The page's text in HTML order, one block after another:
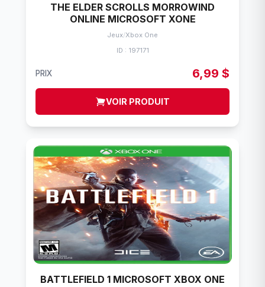
THE ELDER SCROLLS MORROWIND
ONLINE MICROSOFT XONE
Jeux/Xbox One
ID : 197171
PRIX 6,99 $
VOIR PRODUIT
BATTLEFIELD 1 MICROSOFT XBOX ONE